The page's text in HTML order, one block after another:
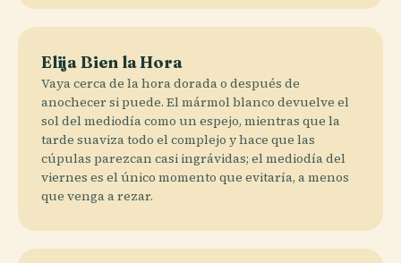
Elija Bien la Hora
Vaya cerca de la hora dorada o después de
anochecer si puede. El mármol blanco devuelve el
sol del mediodía como un espejo, mientras que la
tarde suaviza todo el complejo y hace que las
cúpulas parezcan casi ingrávidas; el mediodía del
viernes es el único momento que evitaría, a menos
que venga a rezar.